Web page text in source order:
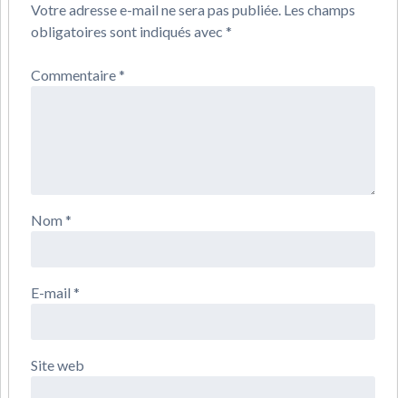
Votre adresse e-mail ne sera pas publiée. Les champs
obligatoires sont indiqués avec *
Commentaire*
Nom *
E-mail *
Site web